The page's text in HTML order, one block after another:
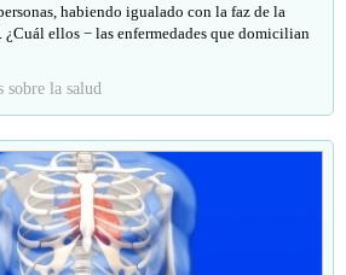
habiendo igualado con la faz de la
¿Cuál ellos − las enfermedades que domicilian
sobre la salud